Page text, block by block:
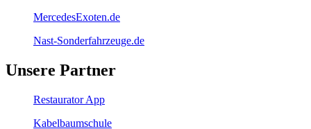
MercedesExoten.de
Nast-Sonderfahrzeuge.de
Unsere Partner
Restaurator App
Kabelbaumschule